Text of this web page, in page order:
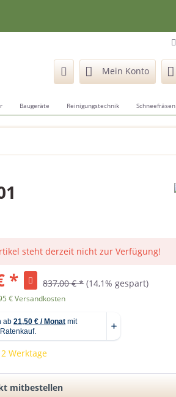
Mein Konto
Baugeräte Reinigungstechnik Schneefräsen
steht derzeit nicht zur Verfügung!
* 837,00 € * (14,1% gespart)
€ Versandkosten
Werktage
mitbestellen